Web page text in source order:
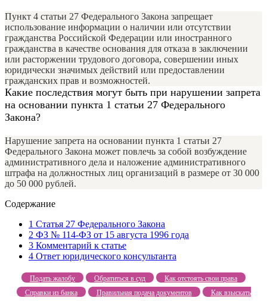
Пункт 4 статьи 27 Федерального Закона запрещает
использование информации о наличии или отсутствии
гражданства Российской Федерации или иностранного
гражданства в качестве основания для отказа в заключении
или расторжении трудового договора, совершении иных
юридически значимых действий или предоставлении
гражданских прав и возможностей.
Какие последствия могут быть при нарушении запрета
на основании пункта 1 статьи 27 Федерального
Закона?
Нарушение запрета на основании пункта 1 статьи 27
Федерального Закона может повлечь за собой возбуждение
административного дела и наложение административного
штрафа на должностных лиц организаций в размере от 30 000
до 50 000 рублей.
Содержание
1 Статья 27 Федерального Закона
2 ФЗ № 114-ФЗ от 15 августа 1996 года
3 Комментарий к статье
4 Ответ юридического консультанта
Подать жалобу Обратиться в суд
Как отстоять свои права
Справки из банка
Правильная подача документов Как взыскать